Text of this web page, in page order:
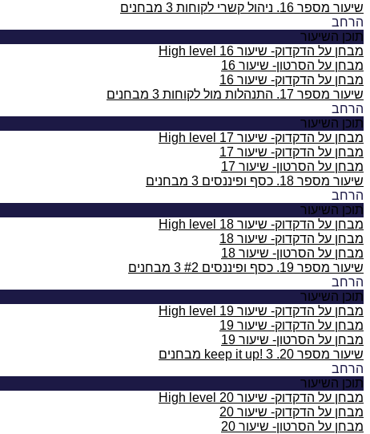
שיעור מספר 16. ניהול קשרי לקוחות
3 מבחנים
הרחב
תוכן השיעור
מבחן על הדקדוק- שיעור 16 High level
מבחן על הסרטון- שיעור 16
מבחן על הדקדוק- שיעור 16
שיעור מספר 17. התנהלות מול לקוחות
3 מבחנים
הרחב
תוכן השיעור
מבחן על הדקדוק- שיעור 17 High level
מבחן על הדקדוק- שיעור 17
מבחן על הסרטון- שיעור 17
שיעור מספר 18. כסף ופיננסים
3 מבחנים
הרחב
תוכן השיעור
מבחן על הדקדוק- שיעור 18 High level
מבחן על הדקדוק- שיעור 18
מבחן על הסרטון- שיעור 18
שיעור מספר 19. כסף ופיננסים #2
3 מבחנים
הרחב
תוכן השיעור
מבחן על הדקדוק- שיעור 19 High level
מבחן על הדקדוק- שיעור 19
מבחן על הסרטון- שיעור 19
שיעור מספר 20. keep it up!
3 מבחנים
הרחב
תוכן השיעור
מבחן על הדקדוק- שיעור 20 High level
מבחן על הדקדוק- שיעור 20
מבחן על הסרטון- שיעור 20